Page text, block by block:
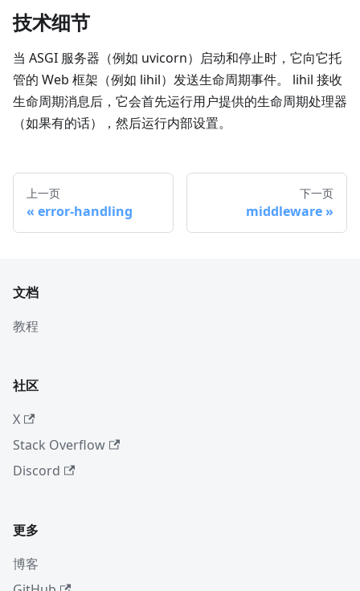
技术细节
当 ASGI 服务器（例如 uvicorn）启动和停止时，它向它托
管的 Web 框架（例如 lihil）发送生命周期事件。 lihil 接收
生命周期消息后，它会首先运行用户提供的生命周期处理器
（如果有的话），然后运行内部设置。
上一页
error-handling
下一页
middleware
文档
教程
社区
X
Stack Overflow
Discord
更多
博客